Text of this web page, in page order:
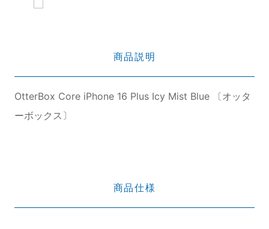
商品説明
OtterBox Core iPhone 16 Plus Icy Mist Blue 〔オッタ
ーボックス〕
商品仕様